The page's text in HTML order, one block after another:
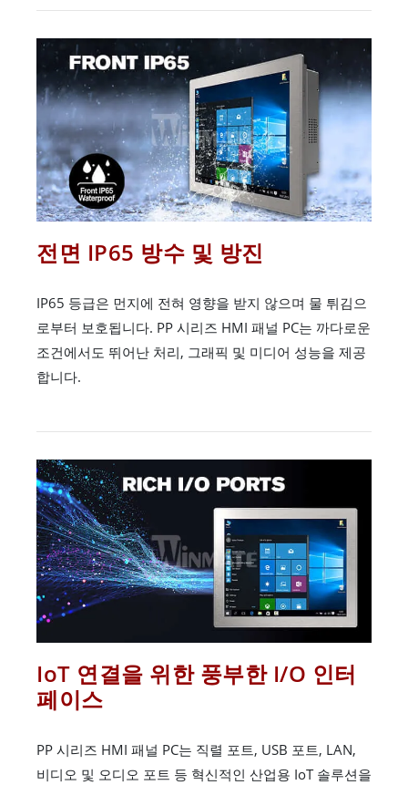
전면 IP65 방수 및 방진
IP65 등급은 먼지에 전혀 영향을 받지 않으며 물 튀김으
로부터 보호됩니다. PP 시리즈 HMI 패널 PC는 까다로운
조건에서도 뛰어난 처리, 그래픽 및 미디어 성능을 제공
합니다.
IoT 연결을 위한 풍부한 I/O 인터
페이스
PP 시리즈 HMI 패널 PC는 직렬 포트, USB 포트, LAN,
비디오 및 오디오 포트 등 혁신적인 산업용 IoT 솔루션을